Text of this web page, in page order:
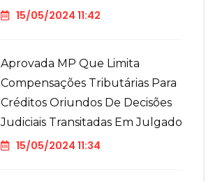
15/05/2024 11:42
Aprovada MP Que Limita
Compensações Tributárias Para
Créditos Oriundos De Decisões
Judiciais Transitadas Em Julgado
15/05/2024 11:34